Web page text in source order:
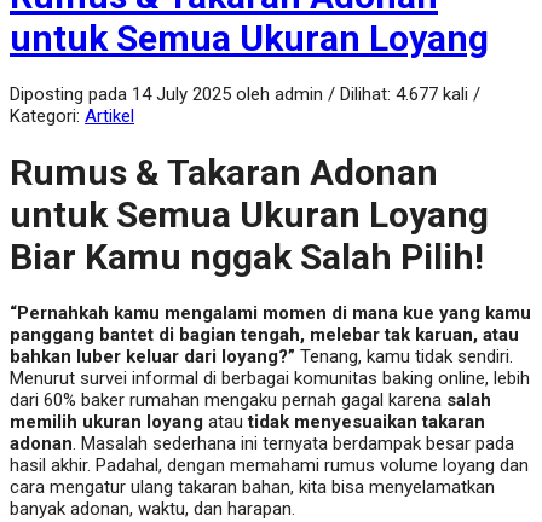
untuk Semua Ukuran Loyang
Diposting pada 14 July 2025 oleh admin / Dilihat: 4.677 kali /
Kategori: Artikel
Rumus & Takaran Adonan
untuk Semua Ukuran Loyang
Biar Kamu nggak Salah Pilih!
“Pernahkah kamu mengalami momen di mana kue yang kamu
panggang bantet di bagian tengah, melebar tak karuan, atau
bahkan luber keluar dari loyang?” Tenang, kamu tidak sendiri.
Menurut survei informal di berbagai komunitas baking online, lebih
dari 60% baker rumahan mengaku pernah gagal karena salah
memilih ukuran loyang atautidak menyesuaikan takaran
adonan. Masalah sederhana ini ternyata berdampak besar pada
hasil akhir. Padahal, dengan memahami rumus volume loyang dan
cara mengatur ulang takaran bahan, kita bisa menyelamatkan
banyak adonan, waktu, dan harapan.